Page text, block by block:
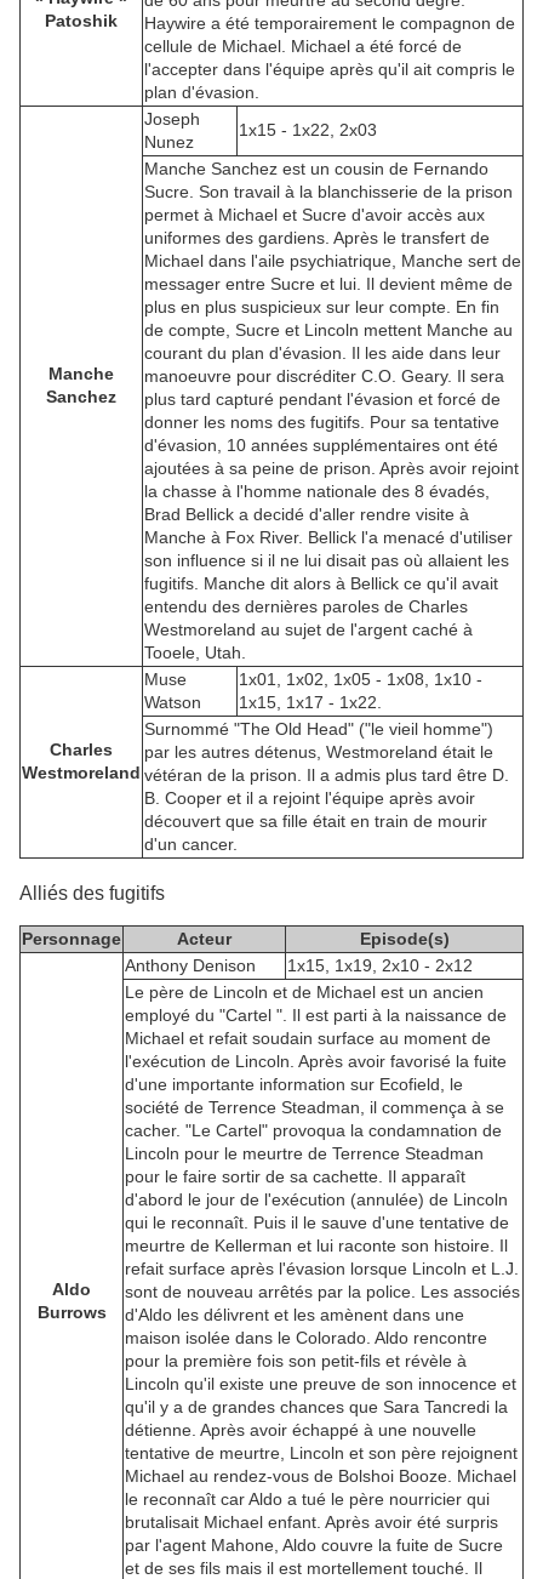
Patoshik
Haywire a été temporairement le compagnon de
cellule de Michael. Michael a été forcé de
l'accepter dans l'équipe après qu'il ait compris le
plan d'évasion.
Manche
Sanchez
Joseph
Nunez
1x15 - 1x22, 2x03
Manche Sanchez est un cousin de Fernando
Sucre. Son travail à la blanchisserie de la prison
permet à Michael et Sucre d'avoir accès aux
uniformes des gardiens. Après le transfert de
Michael dans l'aile psychiatrique, Manche sert de
messager entre Sucre et lui. Il devient même de
plus en plus suspicieux sur leur compte. En fin
de compte, Sucre et Lincoln mettent Manche au
courant du plan d'évasion. Il les aide dans leur
manoeuvre pour discréditer C.O. Geary. Il sera
plus tard capturé pendant l'évasion et forcé de
donner les noms des fugitifs. Pour sa tentative
d'évasion, 10 années supplémentaires ont été
ajoutées à sa peine de prison. Après avoir rejoint
la chasse à l'homme nationale des 8 évadés,
Brad Bellick a decidé d'aller rendre visite à
Manche à Fox River. Bellick l'a menacé d'utiliser
son influence si il ne lui disait pas où allaient les
fugitifs. Manche dit alors à Bellick ce qu'il avait
entendu des dernières paroles de Charles
Westmoreland au sujet de l'argent caché à
Tooele, Utah.
Charles
Westmoreland
Muse
Watson
1x01, 1x02, 1x05 - 1x08, 1x10 -
1x15, 1x17 - 1x22.
Surnommé "The Old Head" ("le vieil homme")
par les autres détenus, Westmoreland était le
vétéran de la prison. Il a admis plus tard être D.
B. Cooper et il a rejoint l'équipe après avoir
découvert que sa fille était en train de mourir
d'un cancer.
Alliés des fugitifs
Personnage Acteur Episode(s)
Aldo
Burrows
Anthony Denison
1x15, 1x19, 2x10 - 2x12
Le père de Lincoln et de Michael est un ancien
employé du "Cartel ". Il est parti à la naissance de
Michael et refait soudain surface au moment de
l'exécution de Lincoln. Après avoir favorisé la fuite
d'une importante information sur Ecofield, le
société de Terrence Steadman, il commença à se
cacher. "Le Cartel" provoqua la condamnation de
Lincoln pour le meurtre de Terrence Steadman
pour le faire sortir de sa cachette. Il apparaît
d'abord le jour de l'exécution (annulée) de Lincoln
qui le reconnaît. Puis il le sauve d'une tentative de
meurtre de Kellerman et lui raconte son histoire. Il
refait surface après l'évasion lorsque Lincoln et L.J.
sont de nouveau arrêtés par la police. Les associés
d'Aldo les délivrent et les amènent dans une
maison isolée dans le Colorado. Aldo rencontre
pour la première fois son petit-fils et révèle à
Lincoln qu'il existe une preuve de son innocence et
qu'il y a de grandes chances que Sara Tancredi la
détienne. Après avoir échappé à une nouvelle
tentative de meurtre, Lincoln et son père rejoignent
Michael au rendez-vous de Bolshoi Booze. Michael
le reconnaît car Aldo a tué le père nourricier qui
brutalisait Michael enfant. Après avoir été surpris
par l'agent Mahone, Aldo couvre la fuite de Sucre
et de ses fils mais il est mortellement touché. Il